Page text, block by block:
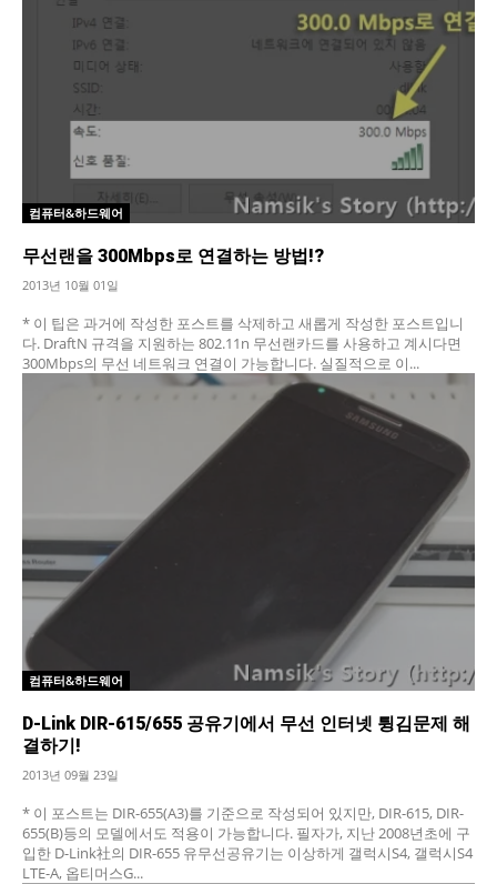
컴퓨터&하드웨어
무선랜을 300Mbps로 연결하는 방법!?
2013년 10월 01일
* 이 팁은 과거에 작성한 포스트를 삭제하고 새롭게 작성한 포스트입니
다. DraftN 규격을 지원하는 802.11n 무선랜카드를 사용하고 계시다면
300Mbps의 무선 네트워크 연결이 가능합니다. 실질적으로 이...
컴퓨터&하드웨어
D-Link DIR-615/655 공유기에서 무선 인터넷 튕김문제 해
결하기!
2013년 09월 23일
* 이 포스트는 DIR-655(A3)를 기준으로 작성되어 있지만, DIR-615, DIR-
655(B)등의 모델에서도 적용이 가능합니다. 필자가, 지난 2008년초에 구
입한 D-Link社의 DIR-655 유무선공유기는 이상하게 갤럭시S4, 갤럭시S4
LTE-A, 옵티머스G...